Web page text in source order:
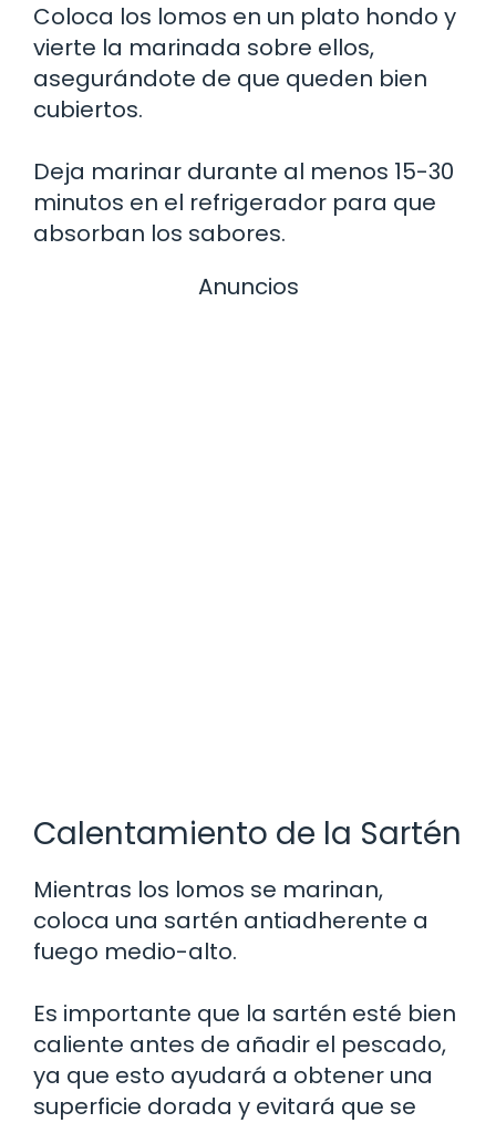
Coloca los lomos en un plato hondo y
vierte la marinada sobre ellos,
asegurándote de que queden bien
cubiertos.
Deja marinar durante al menos 15-30
minutos en el refrigerador para que
absorban los sabores.
Anuncios
Calentamiento de la Sartén
Mientras los lomos se marinan,
coloca una sartén antiadherente a
fuego medio-alto.
Es importante que la sartén esté bien
caliente antes de añadir el pescado,
ya que esto ayudará a obtener una
superficie dorada y evitará que se